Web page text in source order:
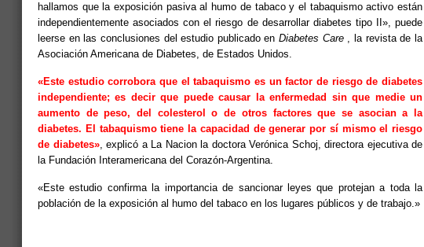
hallamos que la exposición pasiva al humo de tabaco y el tabaquismo activo están
independientemente asociados con el riesgo de desarrollar diabetes tipo II», puede
leerse en las conclusiones del estudio publicado enDiabetes Care , la revista de la
Asociación Americana de Diabetes, de Estados Unidos.
«Este estudio corrobora que el tabaquismo es un factor de riesgo de diabetes
independiente; es decir que puede causar la enfermedad sin que medie un
aumento de peso, del colesterol o de otros factores que se asocian a la
diabetes. El tabaquismo tiene la capacidad de generar por sí mismo el riesgo
de diabetes», explicó a La Nacion la doctora Verónica Schoj, directora ejecutiva de
la Fundación Interamericana del Corazón-Argentina.
«Este estudio confirma la importancia de sancionar leyes que protejan a toda la
población de la exposición al humo del tabaco en los lugares públicos y de trabajo.»